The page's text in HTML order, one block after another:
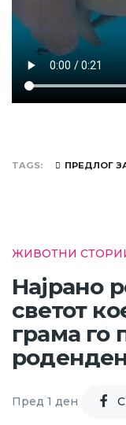
TAGS ПРЕДЛОГ
ЖИВОТНИ
Најрано
светот
грама го
Пред 1 ден